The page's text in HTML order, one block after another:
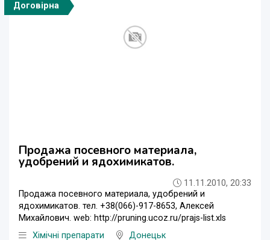
Договірна
Продажа посевного материала,
удобрений и ядохимикатов.
11.11.2010, 20:33
Продажа посевного материала, удобрений и
ядохимикатов. тел. +38(066)-917-8653, Алексей
Михайлович. web: http://pruning.ucoz.ru/prajs-list.xls
Хімічні препарати
Донецьк